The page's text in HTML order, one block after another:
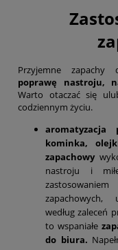
Przyjemne zapachy
poprawę nastroju,
Warto otaczać się
codziennym życiu.
aromatyzacja
kominka,
zapachowy
nastroju i
zapachowych,
według zaleceń
to wspaniałe
do biura.